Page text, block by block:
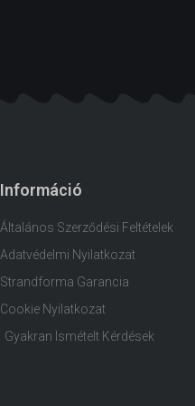
Információ
Általános Szerződési Feltételek
Adatvédelmi Nyilatkozat
Strandforma Garancia
Cookie Nyilatkozat
Gyakran Ismételt Kérdések